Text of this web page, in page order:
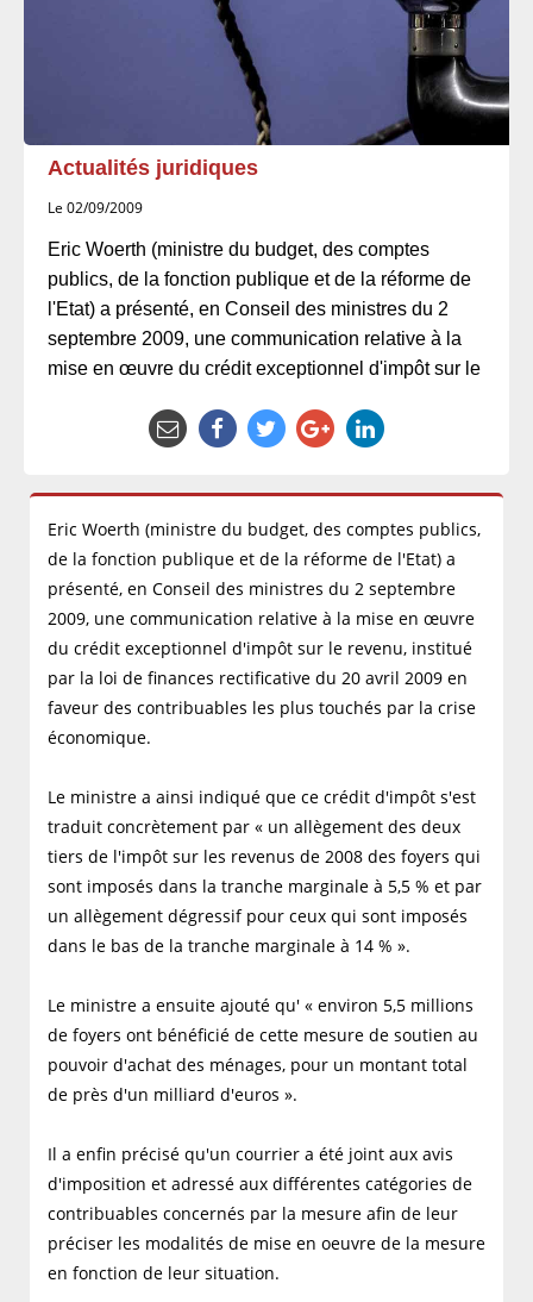
Actualités juridiques
Le 02/09/2009
Eric Woerth (ministre du budget, des comptes
publics, de la fonction publique et de la réforme de
l'Etat) a présenté, en Conseil des ministres du 2
septembre 2009, une communication relative à la
mise en œuvre du crédit exceptionnel d'impôt sur le
Eric Woerth (ministre du budget, des comptes publics,
de la fonction publique et de la réforme de l'Etat) a
présenté, en Conseil des ministres du 2 septembre
2009, une communication relative à la mise en œuvre
du crédit exceptionnel d'impôt sur le revenu, institué
par la loi de finances rectificative du 20 avril 2009 en
faveur des contribuables les plus touchés par la crise
économique.
Le ministre a ainsi indiqué que ce crédit d'impôt s'est
traduit concrètement par « un allègement des deux
tiers de l'impôt sur les revenus de 2008 des foyers qui
sont imposés dans la tranche marginale à 5,5 % et par
un allègement dégressif pour ceux qui sont imposés
dans le bas de la tranche marginale à 14 % ».
Le ministre a ensuite ajouté qu' « environ 5,5 millions
de foyers ont bénéficié de cette mesure de soutien au
pouvoir d'achat des ménages, pour un montant total
de près d'un milliard d'euros ».
Il a enfin précisé qu'un courrier a été joint aux avis
d'imposition et adressé aux différentes catégories de
contribuables concernés par la mesure afin de leur
préciser les modalités de mise en oeuvre de la mesure
en fonction de leur situation.